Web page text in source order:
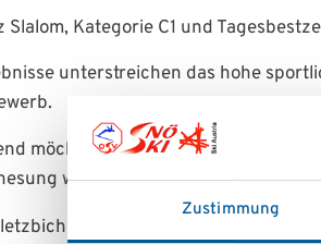
Zustimmung
Slalom, Kategorie C1 und
unterstreichen das hohe
möchten wir allen gestürzten
wünschen.
Referentin Masters